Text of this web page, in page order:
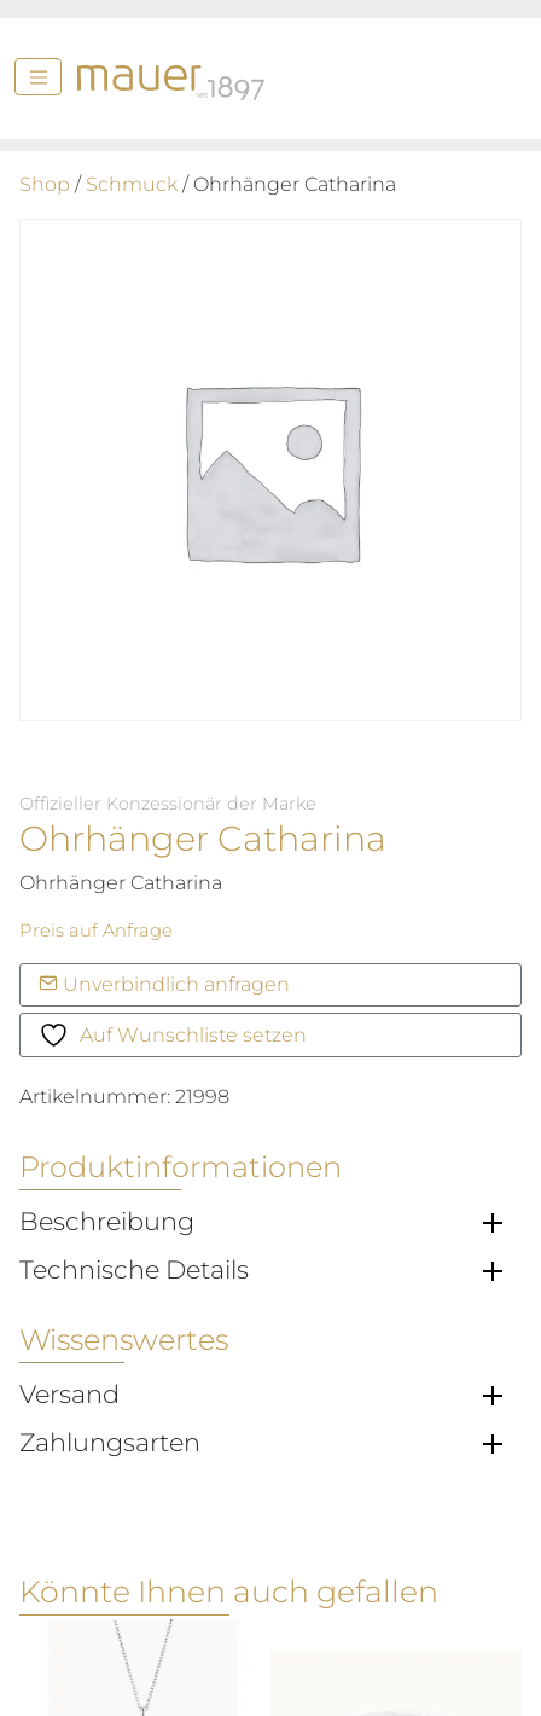
Shop / Schmuck / Ohrhänger Catharina
Offizieller Konzessionär der Marke
Ohrhänger Catharina
Ohrhänger Catharina
Preis auf Anfrage
Unverbindlich anfragen
Auf Wunschliste setzen
Artikelnummer: 21998
Produktinformationen
Beschreibung
Technische Details
Wissenswertes
Versand
Zahlungsarten
Könnte Ihnen auch gefallen